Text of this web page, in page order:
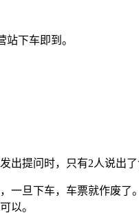
下车即到。
出提问时，只有2人说出了
旦下车，车票就作废了
以。